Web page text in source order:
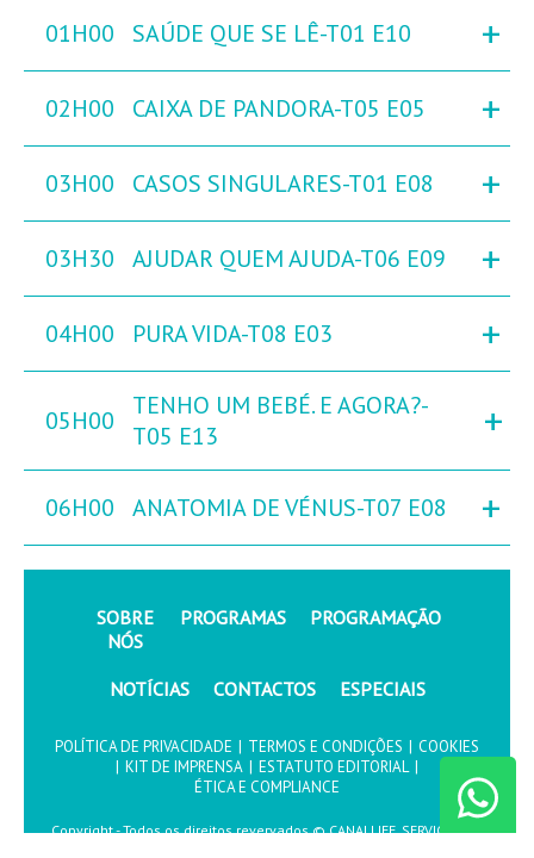
01H00 SAÚDE QUE SE LÊ-T01 E10 +
02H00 CAIXA DE PANDORA-T05 E05 +
03H00 CASOS SINGULARES-T01 E08 +
03H30 AJUDAR QUEM AJUDA-T06 E09 +
04H00 PURA VIDA-T08 E03 +
05H00
TENHO UM BEBÉ. E AGORA?-
T05 E13
+
06H00 ANATOMIA DE VÉNUS-T07 E08 +
SOBRE
NÓS
PROGRAMAS PROGRAMAÇÃO
NOTÍCIAS CONTACTOS ESPECIAIS
POLÍTICA DE PRIVACIDADE | TERMOS E CONDIÇÕES | COOKIES
| KIT DE IMPRENSA | ESTATUTO EDITORIAL |
ÉTICA E COMPLIANCE
Copyright - Todos os direitos revervados © CANALLIFE, SERVIÇOS DE